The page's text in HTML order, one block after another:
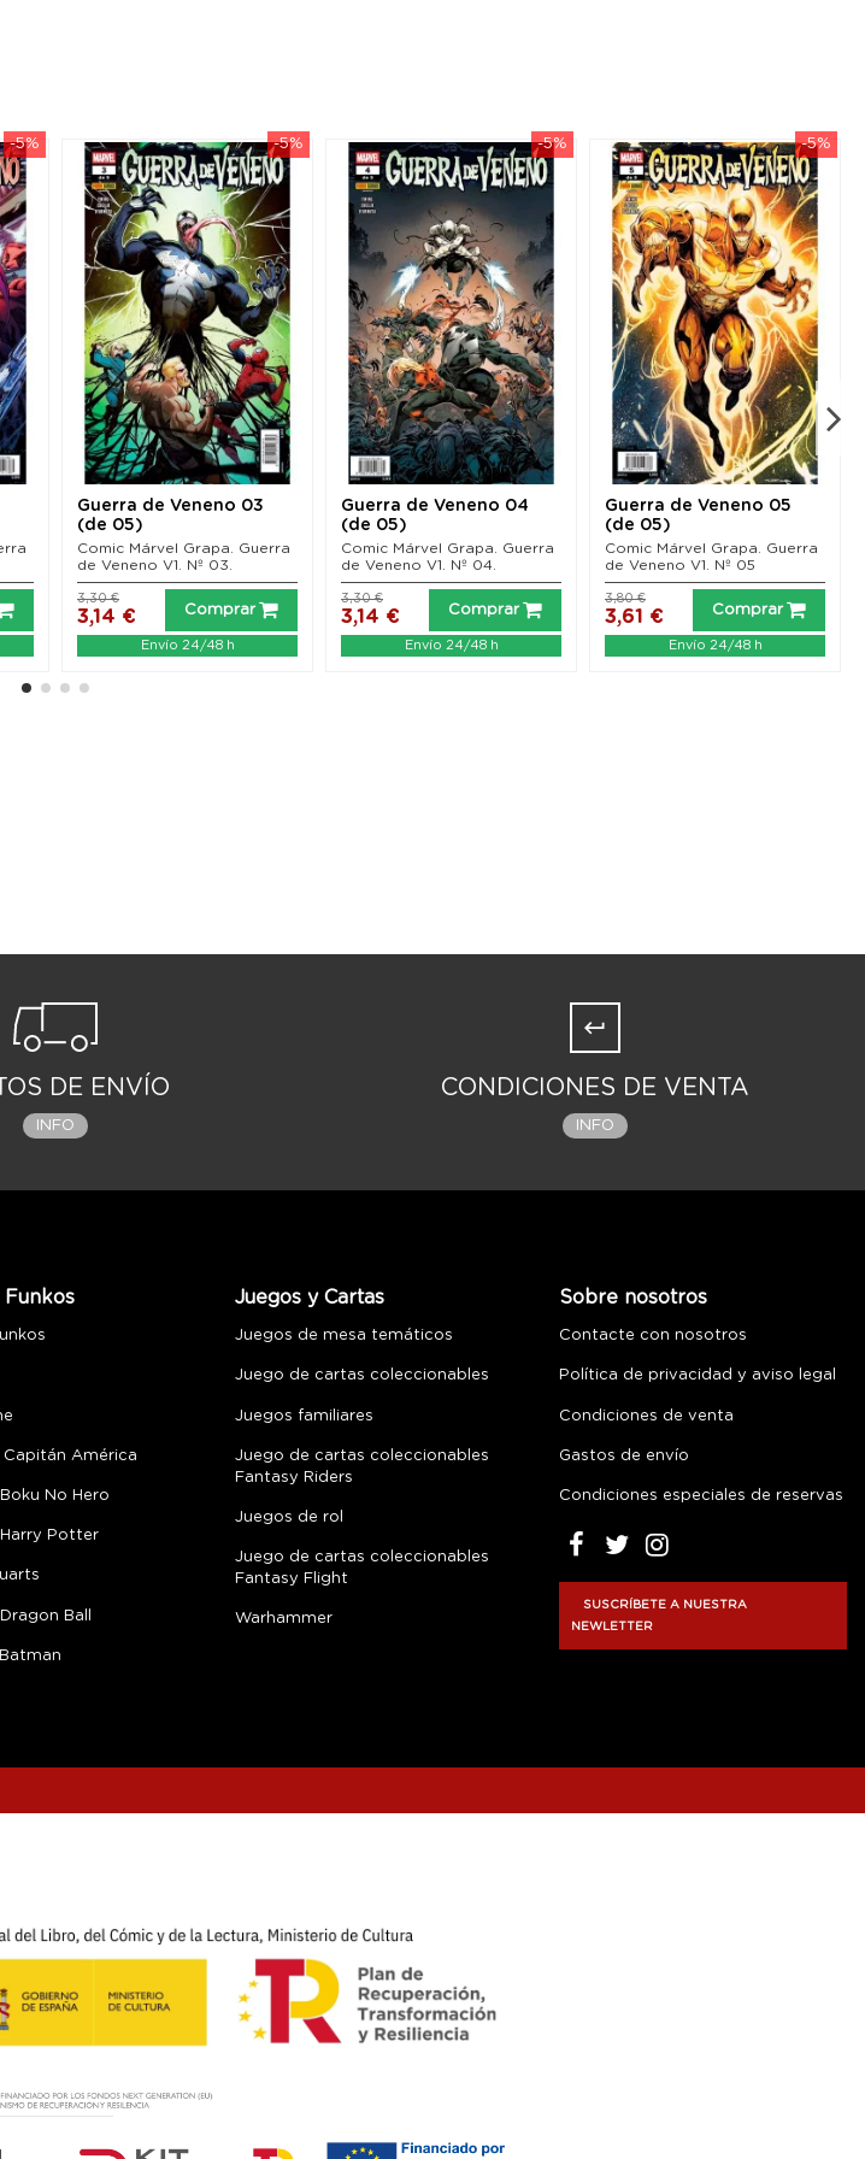
-5% -5%
Guerra de Veneno 03
(de 05)
Comic Márvel Grapa. Guerra
de Veneno V1. Nº 03.
3,14 €
3,30 €
Comprar
Envío 24/48 h
-5%
Guerra de Veneno 04
(de 05)
Comic Márvel Grapa. Guerra
de Veneno V1. Nº 04.
3,14 €
3,30 €
Comprar
Envío 24/48 h
-5%
Guerra de Veneno 05
(de 05)
Comic Márvel Grapa. Guerra
de Veneno V1. Nº 05
3,61 €
3,80 €
Comprar
Envío 24/48 h
DE ENVÍO
INFO
CONDICIONES DE VENTA
INFO
Funkos
Capitán América
No Hero
Potter
Ball
Juegos y Cartas
Juegos de mesa temáticos
Juego de cartas coleccionables
Juegos familiares
Juego de cartas coleccionables
Fantasy Riders
Juegos de rol
Juego de cartas coleccionables
Fantasy Flight
Warhammer
Sobre nosotros
Contacte con nosotros
Política de privacidad y aviso legal
Condiciones de venta
Gastos de envío
Condiciones especiales de reservas
SUSCRÍBETE A NUESTRA
NEWLETTER